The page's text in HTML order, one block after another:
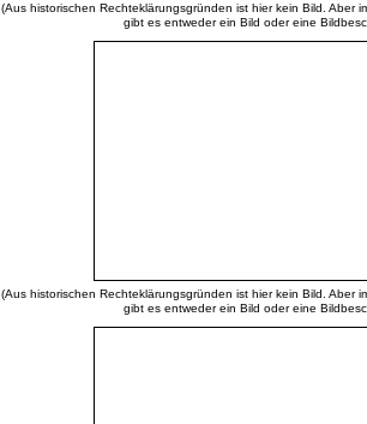
(Aus historischen Rechteklärungsgründen ist hier kein Bild. Aber
gibt es entweder ein Bild oder eine
(Aus historischen Rechteklärungsgründen ist hier kein Bild. Aber
gibt es entweder ein Bild oder eine